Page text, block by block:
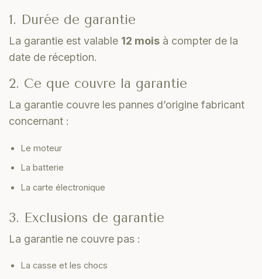
1. Durée de garantie
La garantie est valable 12 mois à compter de la
date de réception.
2. Ce que couvre la garantie
La garantie couvre les pannes d’origine fabricant
concernant :
Le moteur
La batterie
La carte électronique
3. Exclusions de garantie
La garantie ne couvre pas :
La casse et les chocs